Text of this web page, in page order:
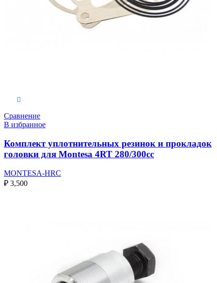
Сравнение
В избранное
Комплект уплотнительных резинок и прокладок
головки для Montesa 4RT 280/300cc
MONTESA-HRC
₽ 3,500